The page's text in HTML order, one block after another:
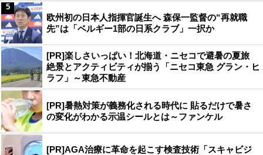
欧州初の日本人指揮官誕生へ 森保一監督の“再就職
先”は「ベルギー1部の日系クラブ」一択か
5
[PR]楽しさいっぱい！北海道・ニセコで避暑の夏旅
絶景とアクティビティが揃う「ニセコ東急 グラン・ヒ
ラフ」～東急不動産
[PR]暑熱対策が義務化される時代に 貼るだけで暑さ
の変化がわかる示温シールとは～ファンケル
[PR]AGA治療に革命を起こす検査技術「スキャビジ